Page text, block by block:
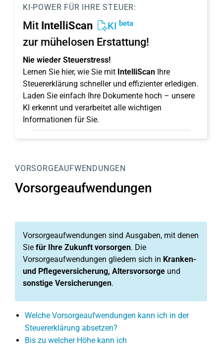
KI-POWER FÜR IHRE STEUER:
Mit IntelliScan KI beta
zur mühelosen Erstattung!
Nie wieder Steuerstress!
Lernen Sie hier, wie Sie mit IntelliScan Ihre
Steuererklärung schneller und effizienter erledigen.
Laden Sie einfach Ihre Dokumente hoch – unsere
KI erkennt und verarbeitet alle wichtigen
Informationen für Sie.
VORSORGEAUFWENDUNGEN
Vorsorgeaufwendungen
Vorsorgeaufwendungen sind Ausgaben, mit denen
Sie für Ihre Zukunft vorsorgen. Die
Vorsorgeaufwendungen gliedern sich in Kranken-
und Pflegeversicherung, Altersvorsorge und
sonstige Versicherungen.
Welche Vorsorgeaufwendungen kann ich in der
Steuererklärung absetzen?
Bis zu welcher Höhe kann ich